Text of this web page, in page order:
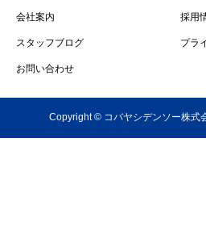
会社案内 採用
スタッフブログ プラ
お問い合わせ
Copyright © コバヤシデンソー株式